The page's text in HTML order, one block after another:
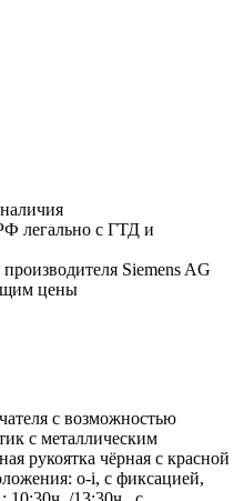
легально с ГТД и
Siemens AG
цены
с возможностью
с металлическим
рукоятка чёрная с красной
o-i, с фиксацией,